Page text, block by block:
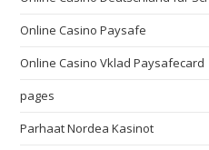
Online Casino Paysafe
Online Casino Vklad Paysafecard
pages
Parhaat Nordea Kasinot